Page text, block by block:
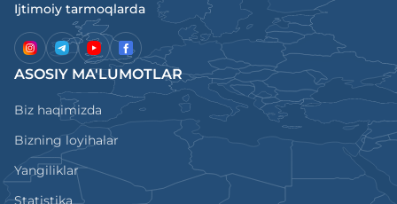
Ijtimoiy tarmoqlarda
ASOSIY MA'LUMOTLAR
Biz haqimizda
Bizning loyihalar
Yangiliklar
Statistika